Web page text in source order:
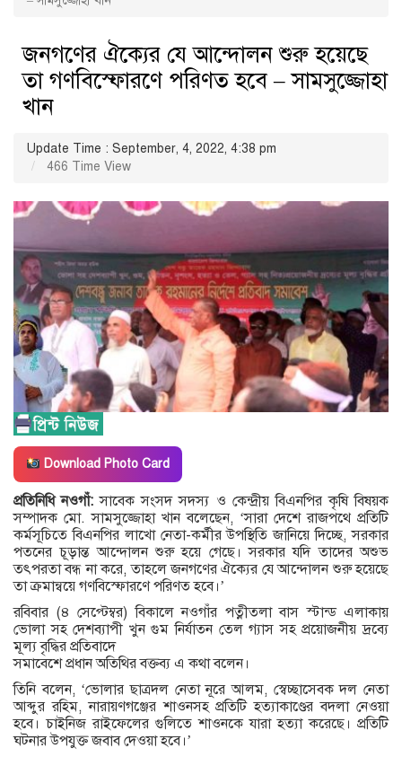
জনগণের ঐক্যের যে আন্দোলন শুরু হয়েছে
তা গণবিস্ফোরণে পরিণত হবে – সামসুজ্জোহা
খান
Update Time : September, 4, 2022, 4:38 pm
466 Time View
Download Photo Card
প্রতিনিধি নওগাঁ: সাবেক সংসদ সদস্য ও কেন্দ্রীয় বিএনপির কৃষি বিষয়ক
সম্পাদক মো. সামসুজ্জোহা খান বলেছেন, ‘সারা দেশে রাজপথে প্রতিটি
কর্মসূচিতে বিএনপির লাখো নেতা-কর্মীর উপস্থিতি জানিয়ে দিচ্ছে, সরকার
পতনের চূড়ান্ত আন্দোলন শুরু হয়ে গেছে। সরকার যদি তাদের অশুভ
তৎপরতা বন্ধ না করে, তাহলে জনগণের ঐক্যের যে আন্দোলন শুরু হয়েছে
তা ক্রমান্বয়ে গণবিস্ফোরণে পরিণত হবে।’
রবিবার (৪ সেপ্টেম্বর) বিকালে নওগাঁর পত্নীতলা বাস স্টান্ড এলাকায়
ভোলা সহ দেশব্যাপী খুন গুম নির্যাতন তেল গ্যাস সহ প্রয়োজনীয় দ্রব্যে
মূল্য বৃদ্ধির প্রতিবাদে
সমাবেশে প্রধান অতিথির বক্তব্য এ কথা বলেন।
তিনি বলেন, ‘ভোলার ছাত্রদল নেতা নূরে আলম, স্বেচ্ছাসেবক দল নেতা
আব্দুর রহিম, নারায়ণগঞ্জের শাওনসহ প্রতিটি হত্যাকাণ্ডের বদলা নেওয়া
হবে। চাইনিজ রাইফেলের গুলিতে শাওনকে যারা হত্যা করেছে। প্রতিটি
ঘটনার উপযুক্ত জবাব দেওয়া হবে।’